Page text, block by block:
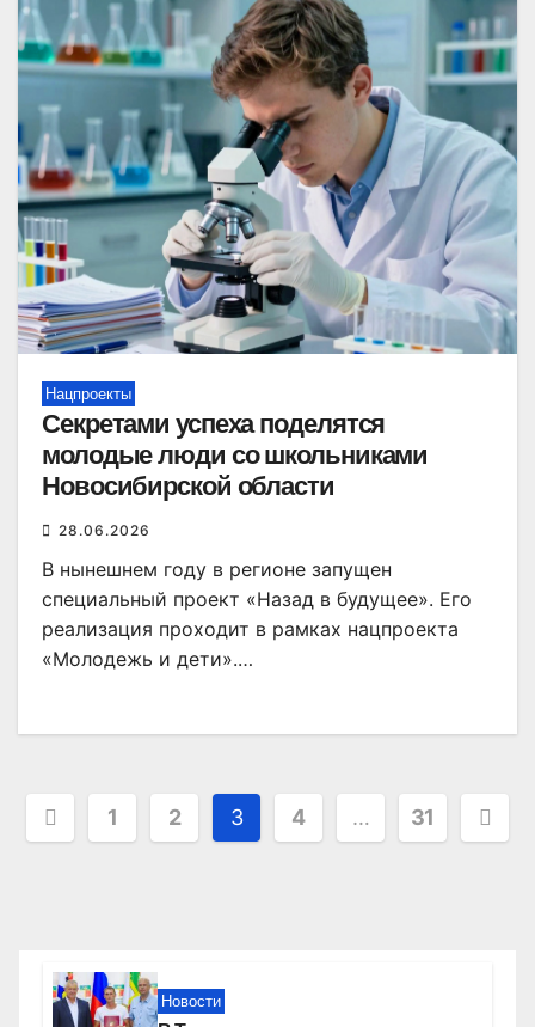
Нацпроекты
Секретами успеха поделятся
молодые люди со школьниками
Новосибирской области
28.06.2026
В нынешнем году в регионе запущен
специальный проект «Назад в будущее». Его
реализация проходит в рамках нацпроекта
«Молодежь и дети».…
Пагинация
1 2 3 4 … 31
Новости